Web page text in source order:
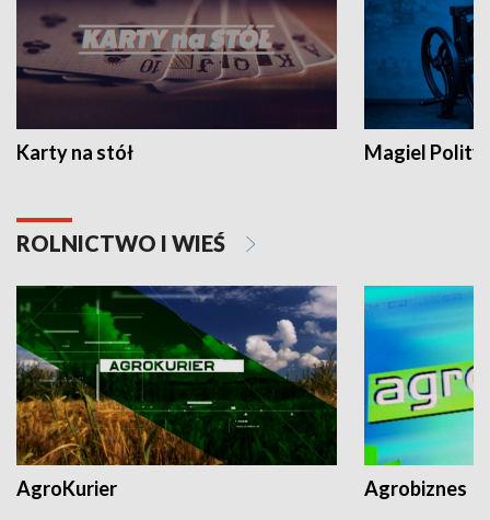
Karty na stół Magiel
ROLNICTWO I WIEŚ
AgroKurier Agrobiznes